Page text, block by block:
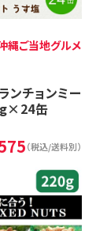
縄ご当地グルメ
ンチョンミー
缶
（税込/送料別）